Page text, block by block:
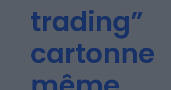
Les articles
trading”
cartonne